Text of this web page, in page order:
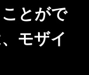
とがで
モザイ